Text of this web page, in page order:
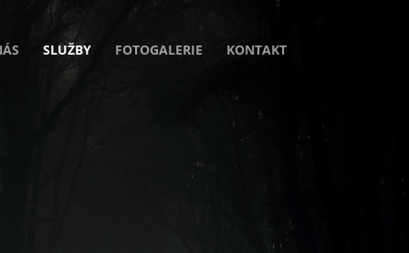
SLUŽBY FOTOGALERIE KONTAKT